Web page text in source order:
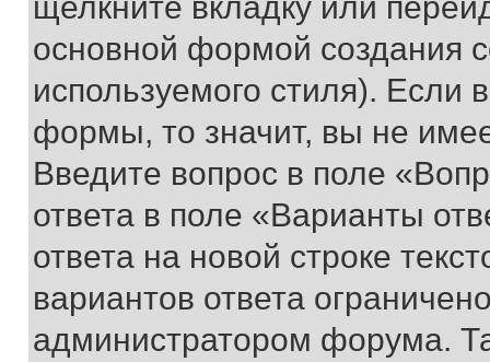
основной формой создания
используемого стиля). Если
формы, то значит, вы не
Введите вопрос в поле
ответа в поле «Варианты
ответа на новой строке
вариантов ответа
администратором форума.